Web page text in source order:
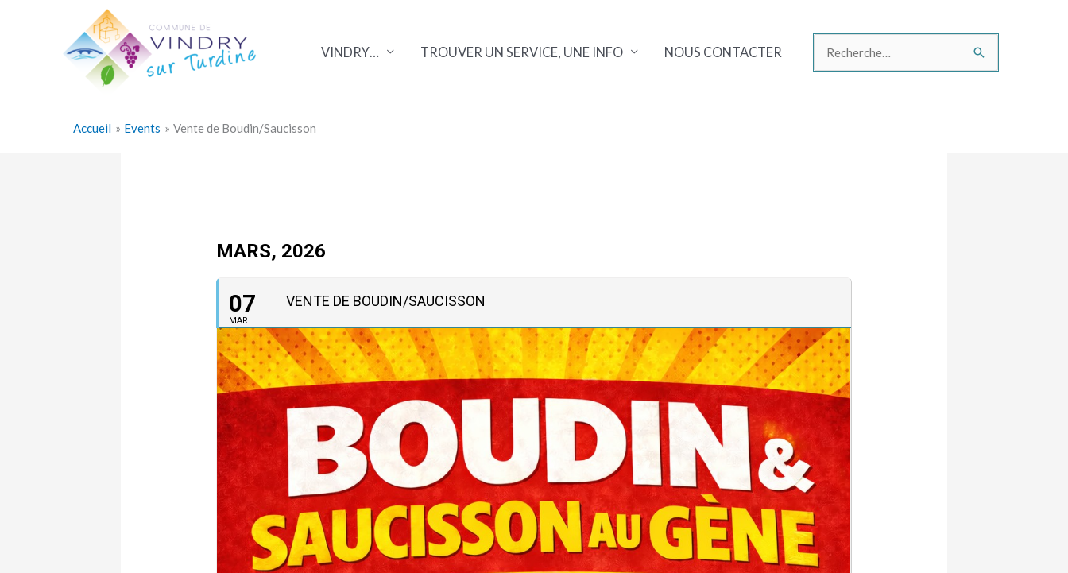
VINDRY… TROUVER UN SERVICE, UNE INFO NOUS CONTACTER Rechercher :
Accueil Events Vente de Boudin/Saucisson
MARS, 2026
07
MAR
VENTE DE BOUDIN/SAUCISSON